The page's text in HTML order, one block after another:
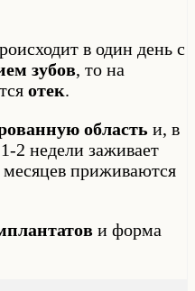
в один день с
зубов, то на
отек.
область и, в
2 недели заживает
приживаются
и форма